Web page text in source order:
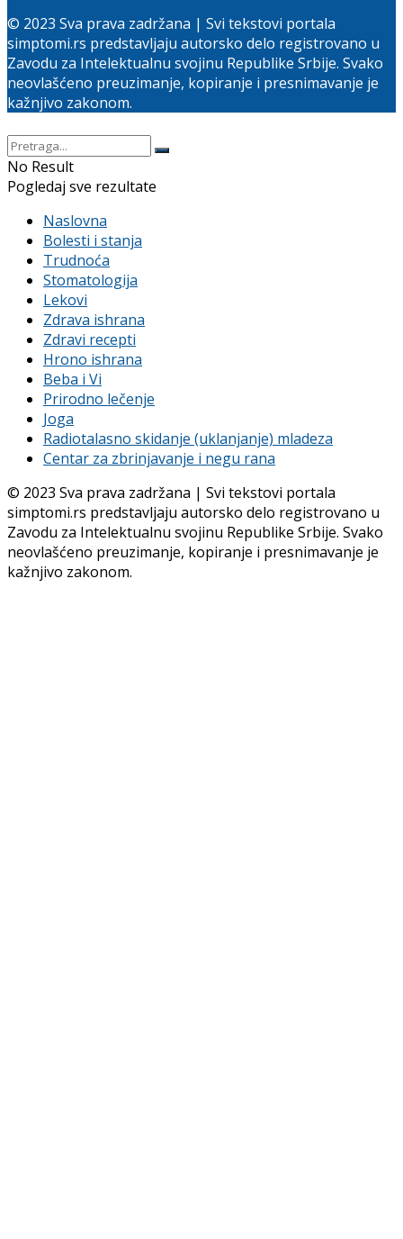
© 2023 Sva prava zadržana | Svi tekstovi portala
simptomi.rs predstavljaju autorsko delo registrovano u
Zavodu za Intelektualnu svojinu Republike Srbije. Svako
neovlašćeno preuzimanje, kopiranje i presnimavanje je
kažnjivo zakonom.
No Result
Pogledaj sve rezultate
Naslovna
Bolesti i stanja
Trudnoća
Stomatologija
Lekovi
Zdrava ishrana
Zdravi recepti
Hrono ishrana
Beba i Vi
Prirodno lečenje
Joga
Radiotalasno skidanje (uklanjanje) mladeza
Centar za zbrinjavanje i negu rana
© 2023 Sva prava zadržana | Svi tekstovi portala
simptomi.rs predstavljaju autorsko delo registrovano u
Zavodu za Intelektualnu svojinu Republike Srbije. Svako
neovlašćeno preuzimanje, kopiranje i presnimavanje je
kažnjivo zakonom.